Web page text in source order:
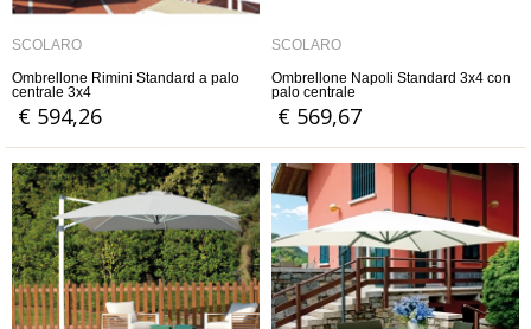
SCOLARO
Ombrellone Rimini Standard a palo
centrale 3x4
€ 594,26
SCOLARO
Ombrellone Napoli Standard 3x4 con
palo centrale
€ 569,67